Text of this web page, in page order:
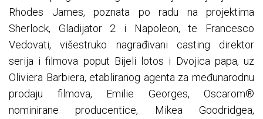
Rhodes James, poznata po radu na projektima
Sherlock, Gladijator 2 i Napoleon, te Francesco
Vedovati, višestruko nagrađivani casting direktor
serija i filmova poput Bijeli lotos i Dvojica papa, uz
Oliviera Barbiera, etabliranog agenta za međunarodnu
prodaju filmova, Emilie Georges, Oscarom®
nominirane producentice, Mikea Goodridgea,